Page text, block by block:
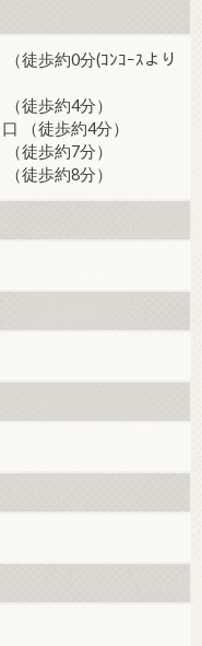
徒歩約0分(ｺﾝｺｰｽより
徒歩約4分）
（徒歩約4分）
徒歩約7分）
徒歩約8分）